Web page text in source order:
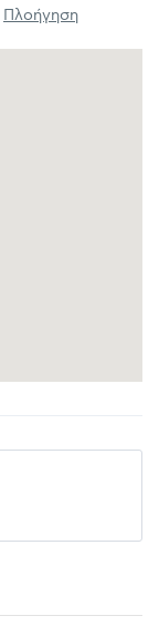
Πλοήγηση